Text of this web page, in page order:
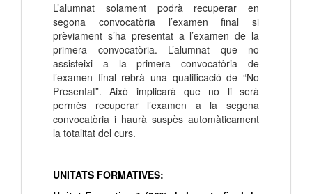
L’alumnat solament podrà recuperar en
segona convocatòria l’examen final si
prèviament s’ha presentat a l’examen de la
primera convocatòria. L’alumnat que no
assisteixi a la primera convocatòria de
l’examen final rebrà una qualificació de “No
Presentat”. Això implicarà que no li serà
permès recuperar l’examen a la segona
convocatòria i haurà suspès automàticament
la totalitat del curs.
UNITATS FORMATIVES: